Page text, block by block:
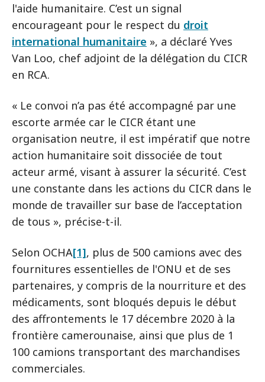
l'aide humanitaire. C’est un signal
encourageant pour le respect du droit
international humanitaire », a déclaré Yves
Van Loo, chef adjoint de la délégation du CICR
en RCA.
« Le convoi n’a pas été accompagné par une
escorte armée car le CICR étant une
organisation neutre, il est impératif que notre
action humanitaire soit dissociée de tout
acteur armé, visant à assurer la sécurité. C’est
une constante dans les actions du CICR dans le
monde de travailler sur base de l’acceptation
de tous », précise-t-il.
Selon OCHA[1], plus de 500 camions avec des
fournitures essentielles de l'ONU et de ses
partenaires, y compris de la nourriture et des
médicaments, sont bloqués depuis le début
des affrontements le 17 décembre 2020 à la
frontière camerounaise, ainsi que plus de 1
100 camions transportant des marchandises
commerciales.